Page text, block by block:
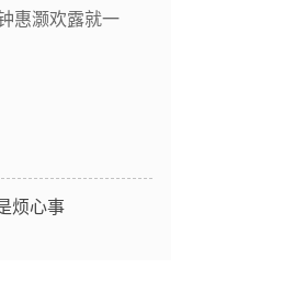
惠灏欢露就一
烦心事